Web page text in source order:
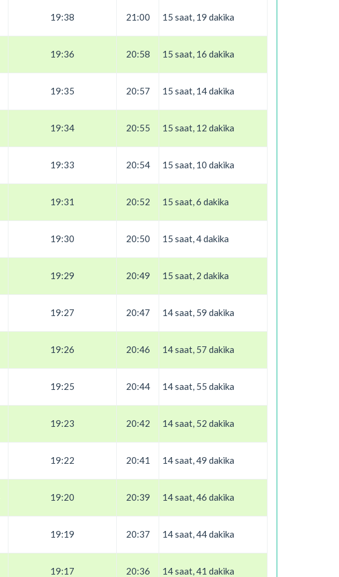
19:38 21:00 15 saat, 19 dakika
19:36 20:58 15 saat, 16 dakika
19:35 20:57 15 saat, 14 dakika
19:34 20:55 15 saat, 12 dakika
19:33 20:54 15 saat, 10 dakika
19:31 20:52 15 saat, 6 dakika
19:30 20:50 15 saat, 4 dakika
19:29 20:49 15 saat, 2 dakika
19:27 20:47 14 saat, 59 dakika
19:26 20:46 14 saat, 57 dakika
19:25 20:44 14 saat, 55 dakika
19:23 20:42 14 saat, 52 dakika
19:22 20:41 14 saat, 49 dakika
19:20 20:39 14 saat, 46 dakika
19:19 20:37 14 saat, 44 dakika
19:17 20:36 14 saat, 41 dakika